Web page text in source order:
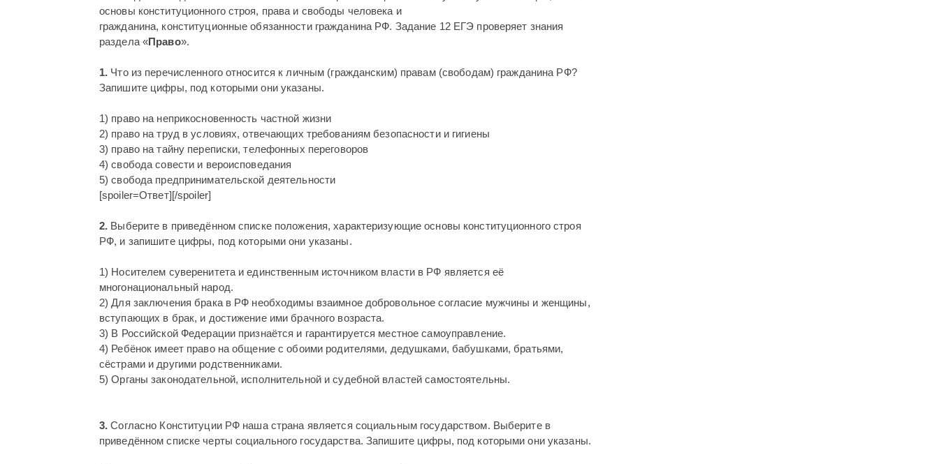
основы конституционного строя, права и свободы человека и
гражданина, конституционные обязанности гражданина РФ. Задание 12 ЕГЭ проверяет знания
раздела «Право».
1. Что из перечисленного относится к личным (гражданским) правам (свободам) гражданина РФ?
Запишите цифры, под которыми они указаны.
1) право на неприкосновенность частной жизни
2) право на труд в условиях, отвечающих требованиям безопасности и гигиены
3) право на тайну переписки, телефонных переговоров
4) свобода совести и вероисповедания
5) свобода предпринимательской деятельности
[spoiler=Ответ][/spoiler]
2. Выберите в приведённом списке положения, характеризующие основы конституционного строя
РФ, и запишите цифры, под которыми они указаны.
1) Носителем суверенитета и единственным источником власти в РФ является её
многонациональный народ.
2) Для заключения брака в РФ необходимы взаимное добровольное согласие мужчины и женщины,
вступающих в брак, и достижение ими брачного возраста.
3) В Российской Федерации признаётся и гарантируется местное самоуправление.
4) Ребёнок имеет право на общение с обоими родителями, дедушками, бабушками, братьями,
сёстрами и другими родственниками.
5) Органы законодательной, исполнительной и судебной властей самостоятельны.
3. Согласно Конституции РФ наша страна является социальным государством. Выберите в
приведённом списке черты социального государства. Запишите цифры, под которыми они указаны.